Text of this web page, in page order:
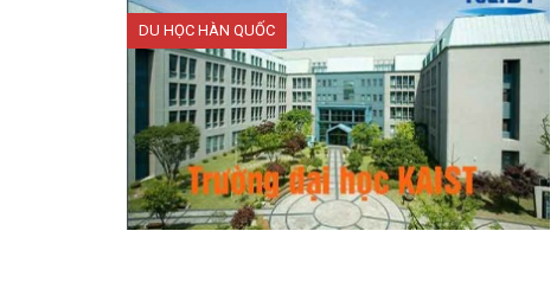
DU HỌC HÀN QUỐC